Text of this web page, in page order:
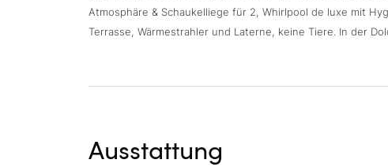
Atmosphäre & Schaukelliege für 2, Whirlpool de luxe mit
Terrasse, Wärmestrahler und Laterne, keine Tiere. In der
Ausstattung